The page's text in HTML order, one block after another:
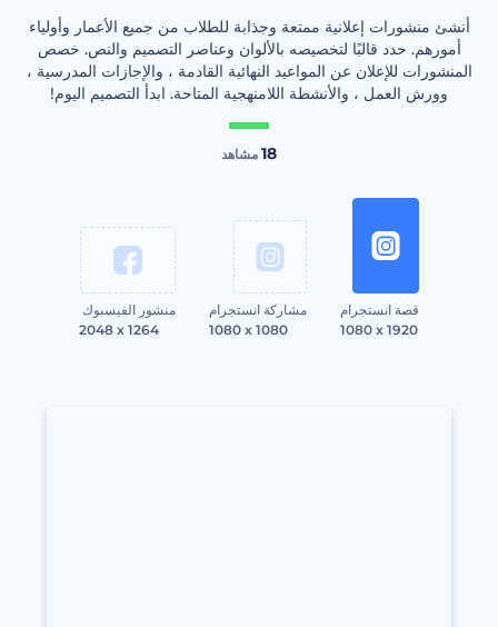
أنشئ منشورات إعلانية ممتعة وجذابة للطلاب من جميع الأعمار وأولياء
أمورهم. حدد قالبًا لتخصيصه بالألوان وعناصر التصميم والنص. خصص
المنشورات للإعلان عن المواعيد النهائية القادمة ، والإجازات المدرسية ،
وورش العمل ، والأنشطة اللامنهجية المتاحة. ابدأ التصميم اليوم!
18 مشاهد
قصة انستجرام
1080 x 1920
مشاركة انستجرام
1080 x 1080
منشور الفيسبوك
2048 x 1264